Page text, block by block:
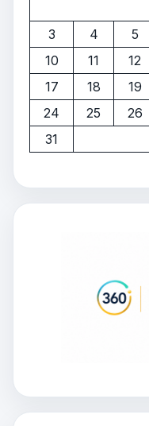
3
4 5
10
11 12
17
18 19
24
25 26
31